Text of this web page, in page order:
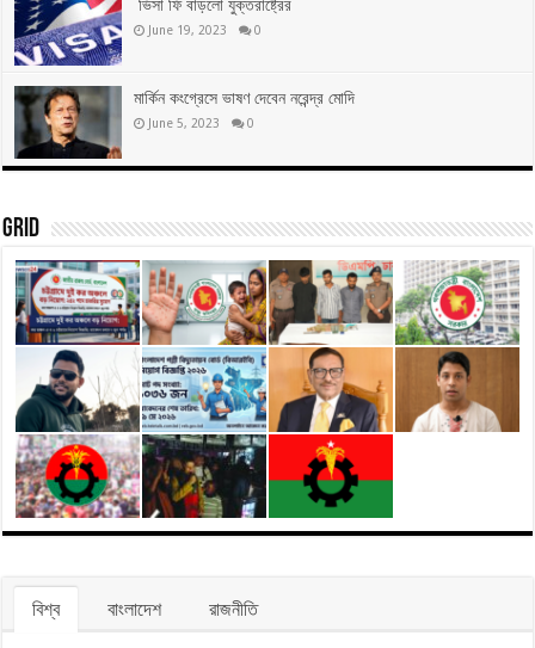
ভিসা ফি বাড়লো যুক্তরাষ্ট্রের
June 19, 2023 0
মার্কিন কংগ্রেসে ভাষণ দেবেন নরেন্দ্র মোদি
June 5, 2023 0
Grid
বিশ্ব বাংলাদেশ রাজনীতি